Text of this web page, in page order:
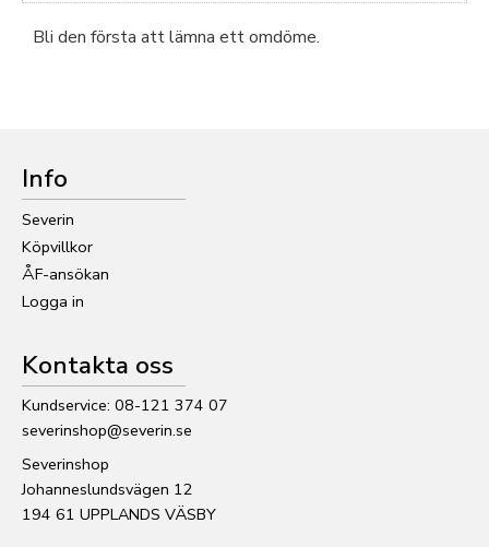
Bli den första att lämna ett omdöme.
Info
Severin
Köpvillkor
ÅF-ansökan
Logga in
Kontakta oss
Kundservice: 08-121 374 07
severinshop@severin.se
Severinshop
Johanneslundsvägen 12
194 61 UPPLANDS VÄSBY